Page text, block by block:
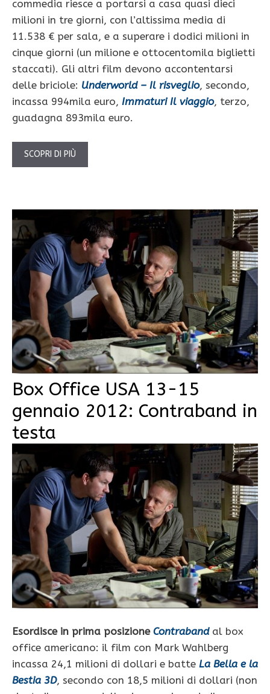
commedia riesce a portarsi a casa quasi dieci
milioni in tre giorni, con l’altissima media di
11.538 € per sala, e a superare i dodici milioni in
cinque giorni (un milione e ottocentomila biglietti
staccati). Gli altri film devono accontentarsi
delle briciole: Underworld – Il risveglio, secondo,
incassa 994mila euro, Immaturi Il viaggio, terzo,
guadagna 893mila euro.
SCOPRI DI PIÙ
Box Office USA 13-15
gennaio 2012: Contraband in
testa
Esordisce in prima posizione Contrabandal box
office americano: il film con Mark Wahlberg
incassa 24,1 milioni di dollari e batte La Bella e la
Bestia 3D, secondo con 18,5 milioni di dollari (non